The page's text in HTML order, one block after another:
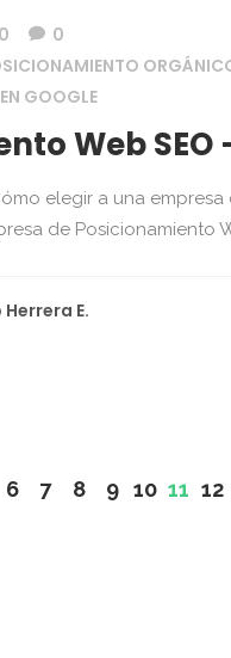
0
0
GOOGLE
Web SEO
elegir a una
de Posicionamiento
E.
6 7 8 9 10 11 12